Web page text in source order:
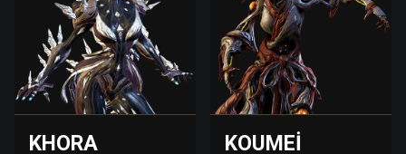
KHORA KOUMEI